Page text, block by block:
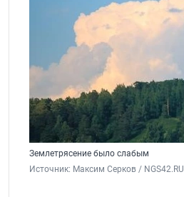
Землетрясение было слабым
Источник: Максим Серков / NGS42.RU